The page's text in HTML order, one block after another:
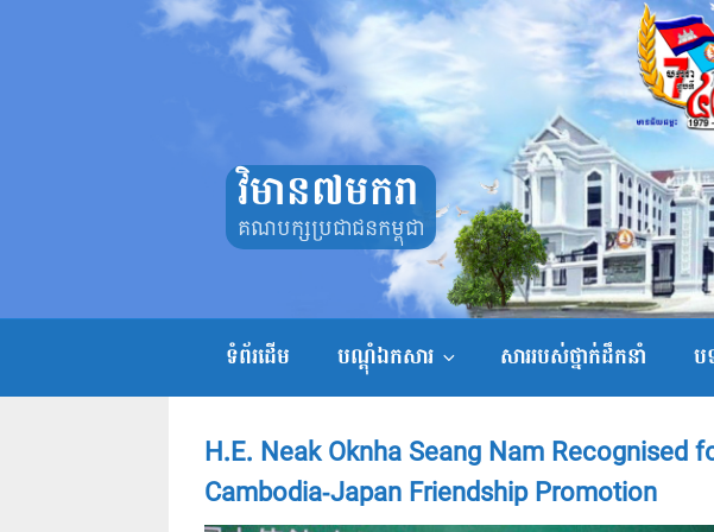
វិមាន៧មករា
គណបក្សប្រជាជនកម្ពុជា
ទំព័រដើម បណ្តុំឯកសារ សាររបស់ថ្នាក់ដឹកនាំ ប
H.E. Neak Oknha Seang Nam Recognised
Cambodia-Japan Friendship Promotion